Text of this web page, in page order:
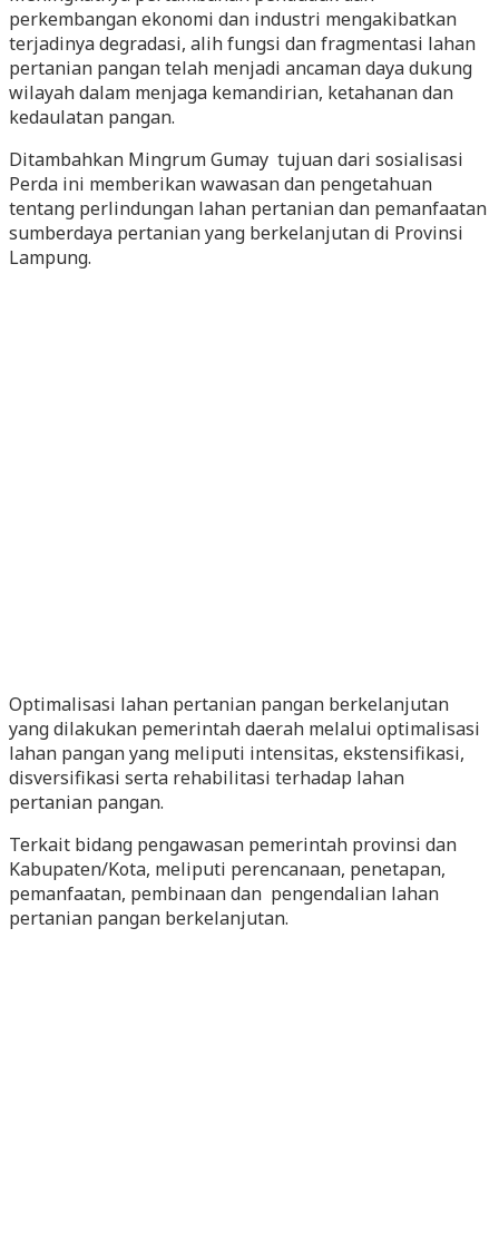
perkembangan ekonomi dan industri mengakibatkan
terjadinya degradasi, alih fungsi dan fragmentasi lahan
pertanian pangan telah menjadi ancaman daya dukung
wilayah dalam menjaga kemandirian, ketahanan dan
kedaulatan pangan.
Ditambahkan Mingrum Gumay tujuan dari sosialisasi
Perda ini memberikan wawasan dan pengetahuan
tentang perlindungan lahan pertanian dan pemanfaatan
sumberdaya pertanian yang berkelanjutan di Provinsi
Lampung.
Optimalisasi lahan pertanian pangan berkelanjutan
yang dilakukan pemerintah daerah melalui optimalisasi
lahan pangan yang meliputi intensitas, ekstensifikasi,
disversifikasi serta rehabilitasi terhadap lahan
pertanian pangan.
Terkait bidang pengawasan pemerintah provinsi dan
Kabupaten/Kota, meliputi perencanaan, penetapan,
pemanfaatan, pembinaan dan pengendalian lahan
pertanian pangan berkelanjutan.